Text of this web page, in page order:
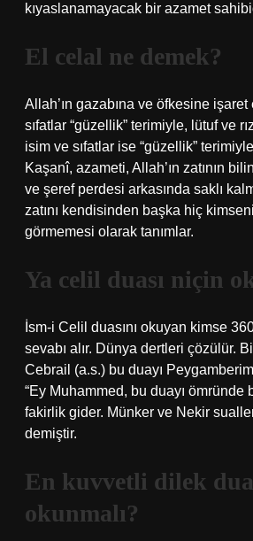
kıyaslanamayacak bir azamet
El celal ne demek?
Allah’ın gazabına ve öfkesine
sıfatlar “güzellik” terimiyle, lütuf ve
isim ve sıfatlar ise “güzellik”
Kaşanî, azameti, Allah’ın zatının
ve şeref perdesi arkasında saklı
zatını kendisinden başka hiç
görmemesi olarak tanımlar.
Ya celil duası niçin
İsm-i Celil duasını okuyan kimse
sevabı alır. Dünya dertleri çözülür.
Cebrail (a.s.) bu duayı
“Ey Muhammed, bu duayı ömründe
fakirlik gider. Münker ve Nekir
demiştir.
En kuvvetli dilek
okunmalı?